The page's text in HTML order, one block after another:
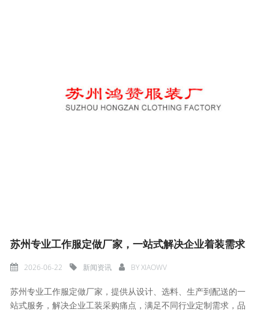
苏州专业工作服定做厂家，一站式解决企业着装需求
2026-06-22 新闻资讯 BYXIAOWV
苏州专业工作服定做厂家，提供从设计、选料、生产到配送的一
站式服务，解决企业工装采购痛点，满足不同行业定制需求，品